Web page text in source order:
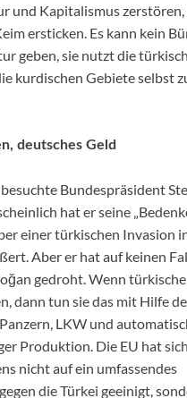
und Kapitalismus
ersticken. Es kann kein
geben, sie nutzt die
kurdischen Gebiete selbst
deutsches Geld
Bundespräsident
hat er seine
einer türkischen Invasion
Aber er hat auf keinen
gedroht. Wenn
dann tun sie das mit Hilfe
LKW und
Produktion. Die EU hat
nicht auf ein umfassendes
die Türkei geeinigt,